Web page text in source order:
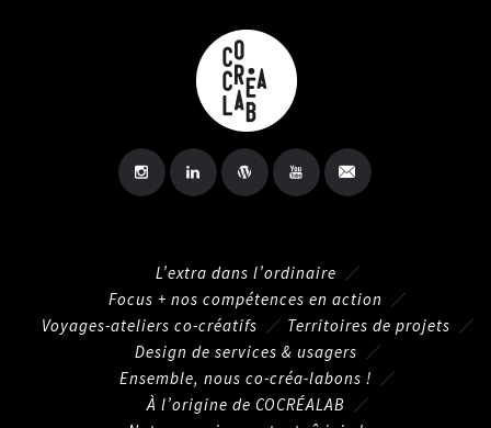
L’extra dans l’ordinaire
Focus + nos compétences en action
Voyages-ateliers co-créatifs
Territoires de projets
Design de services & usagers
Ensemble, nous co-créa-labons !
À l’origine de COCRÉALAB